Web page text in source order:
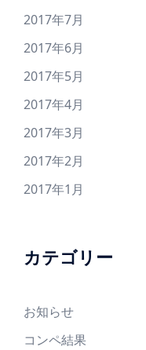
2017年7月
2017年6月
2017年5月
2017年4月
2017年3月
2017年2月
2017年1月
カテゴリー
お知らせ
コンペ結果